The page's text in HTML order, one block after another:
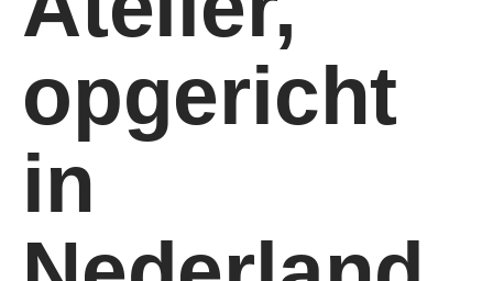
opgericht
in